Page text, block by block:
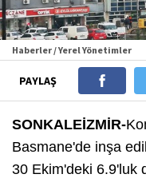
Haberler / Yerel Yönetimler
PAYLAŞ
SONKALEİZMİR-
Basmane'de inşa
30 Ekim'deki 6.9'luk